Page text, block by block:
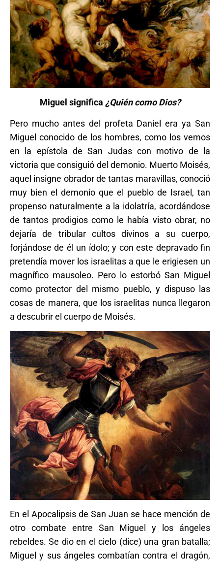
Miguel significa ¿Quién como Dios?
Pero mucho antes del profeta Daniel era ya San
Miguel conocido de los hombres, como los vemos
en la epístola de San Judas con motivo de la
victoria que consiguió del demonio. Muerto Moisés,
aquel insigne obrador de tantas maravillas, conoció
muy bien el demonio que el pueblo de Israel, tan
propenso naturalmente a la idolatría, acordándose
de tantos prodigios como le había visto obrar, no
dejaría de tribular cultos divinos a su cuerpo,
forjándose de él un ídolo; y con este depravado fin
pretendía mover los israelitas a que le erigiesen un
magnífico mausoleo. Pero lo estorbó San Miguel
como protector del mismo pueblo, y dispuso las
cosas de manera, que los israelitas nunca llegaron
a descubrir el cuerpo de Moisés.
En el Apocalipsis de San Juan se hace mención de
otro combate entre San Miguel y los ángeles
rebeldes. Se dio en el cielo (dice) una gran batalla;
Miguel y sus ángeles combatían contra el dragón,